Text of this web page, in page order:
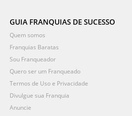
GUIA FRANQUIAS DE SUCESSO
Quem somos
Franquias Baratas
Sou Franqueador
Quero ser um Franqueado
Termos de Uso e Privacidade
Divulgue sua Franquia
Anuncie